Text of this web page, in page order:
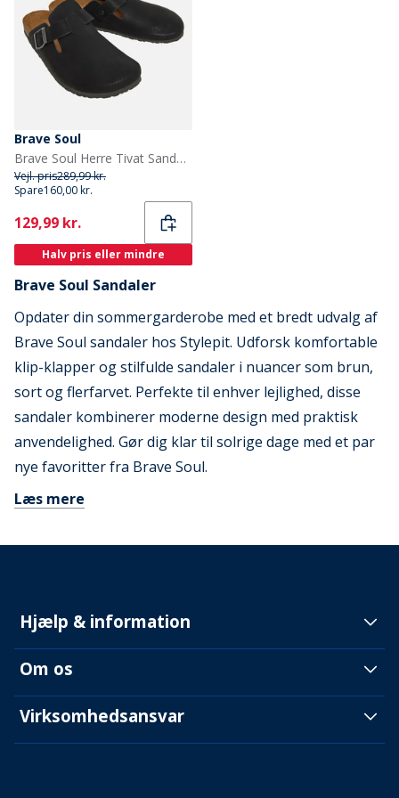
Brave Soul
Brave Soul Herre Tivat Sandaler Sort
Vejl. pris289,99 kr.
Spare160,00 kr.
Current
129,99 kr.
Halv pris eller mindre
Brave Soul Sandaler
Opdater din sommergarderobe med et bredt udvalg af
Brave Soul sandaler hos Stylepit. Udforsk komfortable
klip-klapper og stilfulde sandaler i nuancer som brun,
sort og flerfarvet. Perfekte til enhver lejlighed, disse
sandaler kombinerer moderne design med praktisk
anvendelighed. Gør dig klar til solrige dage med et par
nye favoritter fra Brave Soul.
Læs mere
Hjælp & information
Om os
Virksomhedsansvar